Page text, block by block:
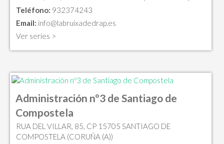
Teléfono: 932374243
Email: info@labruixadedrap.es
Ver series >
Administración nº3 de Santiago de
Compostela
RUA DEL VILLAR, 85, CP 15705 SANTIAGO DE
COMPOSTELA (CORUÑA (A))